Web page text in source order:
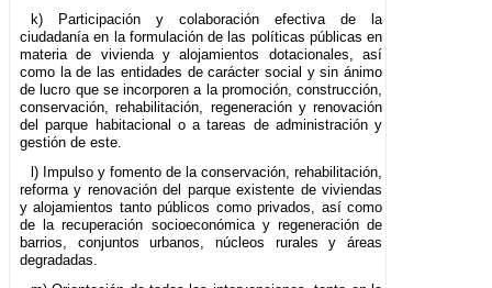
k) Participación y colaboración efectiva de la
ciudadanía en la formulación de las políticas públicas en
materia de vivienda y alojamientos dotacionales, así
como la de las entidades de carácter social y sin ánimo
de lucro que se incorporen a la promoción, construcción,
conservación, rehabilitación, regeneración y renovación
del parque habitacional o a tareas de administración y
gestión de este.
l) Impulso y fomento de la conservación, rehabilitación,
reforma y renovación del parque existente de viviendas
y alojamientos tanto públicos como privados, así como
de la recuperación socioeconómica y regeneración de
barrios, conjuntos urbanos, núcleos rurales y áreas
degradadas.